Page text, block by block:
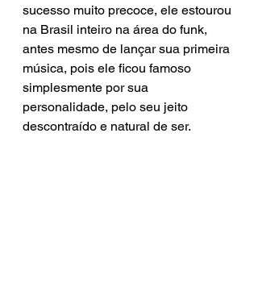
sucesso muito precoce, ele estourou
na Brasil inteiro na área do funk,
antes mesmo de lançar sua primeira
música, pois ele ficou famoso
simplesmente por sua
personalidade, pelo seu jeito
descontraído e natural de ser.